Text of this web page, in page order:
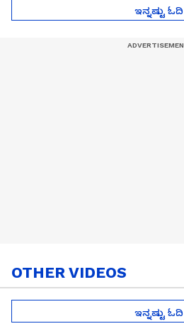
ಇನ್ನಷ್ಟು ಓದಿ
OTHER VIDEOS
ಇನ್ನಷ್ಟು ಓದಿ